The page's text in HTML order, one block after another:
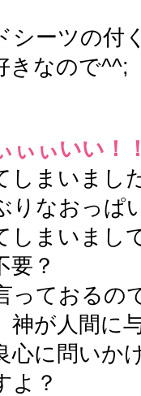
シーツの付
きなので^^;
ぃぃいい！
しまいまし
りなおっぱ
しまいまし
要？
っておるの
神が人間に
心に問いか
よ？